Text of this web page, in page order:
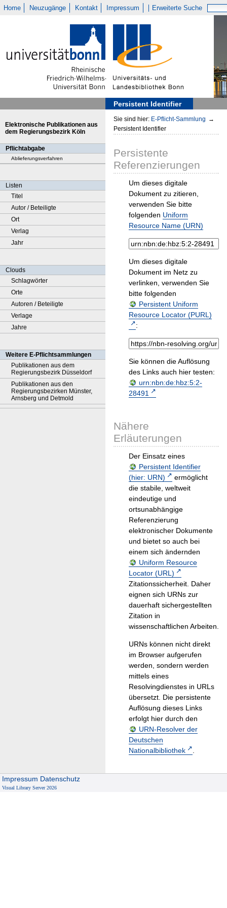
Home Neuzugänge Kontakt Impressum Erweiterte Suche
Persistent Identifier
Elektronische Publikationen aus
dem Regierungsbezirk Köln
Pflichtabgabe
Ablieferungsverfahren
Listen
Titel
Autor / Beteiligte
Ort
Verlag
Jahr
Clouds
Schlagwörter
Orte
Autoren / Beteiligte
Verlage
Jahre
Weitere E-Pflichtsammlungen
Publikationen aus dem
Regierungsbezirk Düsseldorf
Publikationen aus den
Regierungsbezirken Münster,
Arnsberg und Detmold
Sie sind hier: E-Pflicht-Sammlung →
Persistent Identifier
Persistente
Referenzierungen
Um dieses digitale
Dokument zu zitieren,
verwenden Sie bitte
folgenden Uniform
Resource Name (URN)
Um dieses digitale
Dokument im Netz zu
verlinken, verwenden Sie
bitte folgenden
Persistent Uniform
Resource Locator (PURL)
:
Sie können die Auflösung
des Links auch hier testen:
urn:nbn:de:hbz:5:2-
28491
Nähere
Erläuterungen
Der Einsatz eines
Persistent Identifier
(hier: URN)
ermöglicht
die stabile, weltweit
eindeutige und
ortsunabhängige
Referenzierung
elektronischer Dokumente
und bietet so auch bei
einem sich ändernden
Uniform Resource
Locator (URL)
Zitationssicherheit. Daher
eignen sich URNs zur
dauerhaft sichergestellten
Zitation in
wissenschaftlichen Arbeiten.
URNs können nicht direkt
im Browser aufgerufen
werden, sondern werden
mittels eines
Resolvingdienstes in URLs
übersetzt. Die persistente
Auflösung dieses Links
erfolgt hier durch den
URN-Resolver der
Deutschen
Nationalbibliothek
.
Impressum Datenschutz
Visual Library Server 2026